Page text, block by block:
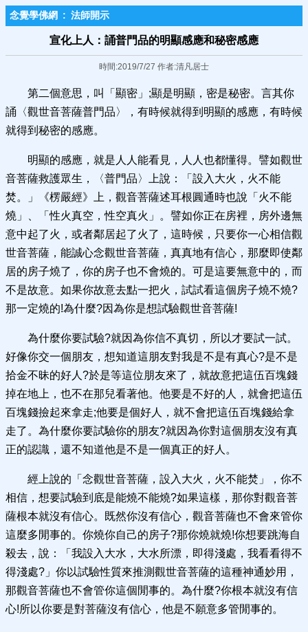
念覺學佛網 : 法師開示
宣化上人：誦普門品的明顯感應和秘密感應
時間:2019/7/27 作者:清凡居士
第二個意思，叫「顯密」;顯是明顯，密是秘密。言其你
誦〈觀世音菩薩普門品〉，有時候就得到明顯的感應，有時候
就得到秘密的感應。
明顯的感應，就是人人能看見，人人也都懂得。譬如觀世
音菩薩救護眾生，〈普門品〉上說：「設入大火，火不能
焚。」《楞嚴經》上，觀音菩薩述耳根圓通時也說「火不能
燒」、「性火真空，性空真火」。譬如你正在房裡，房外邊無
意中起了火，或者鄰居起了火了，這時候，只要你一心相信觀
世音菩薩，能誠心念觀世音菩薩，真真地有信心，那麼即使鄰
居的房子燒了，你的房子也不會燒的。可是這要無意中的，而
不是故意。如果你故意去點一把火，試試看這個房子燒不燒?
那一定燒的!為什麼?因為你是想試驗觀世音菩薩!
為什麼你要試驗?就因為你信不真切，所以才要試一試。
好像你交一個朋友，想知道這朋友對我是不是有真心?是不是
拾金不昧的好人?於是等這位朋友來了，就故意把這伍百塊錢
掉在地上，也不在那兒看著他。他要是不好的人，就會把這伍
百塊錢撿起來拿走;他要是個好人，就不會把這伍百塊錢給拿
走了。為什麼你要試驗你的朋友?就因為你對這個朋友沒有真
正的認識，還不知道他是不是一個真正的好人。
經上說的「念觀世音菩薩，設入大火，火不能焚」，你不
相信，想要試驗到底是能燒不能燒?如果這樣，那你對觀音菩
薩根本就沒有信心。既然你沒有信心，觀音菩薩也不會來管你
這麼多閒事的。你燒你自己的房子?那你燒就燒!你想要跳海自
殺去，說：「我設入大水，大水所漂，即得淺處，我看看得不
得淺處?」你以試驗性質來推測觀世音菩薩的這種神通妙用，
那觀音菩薩也不會管你這個閒事的。為什麼?你根本就沒有信
心!所以你要是對菩薩沒有信心，他是不願意多管閒事的。